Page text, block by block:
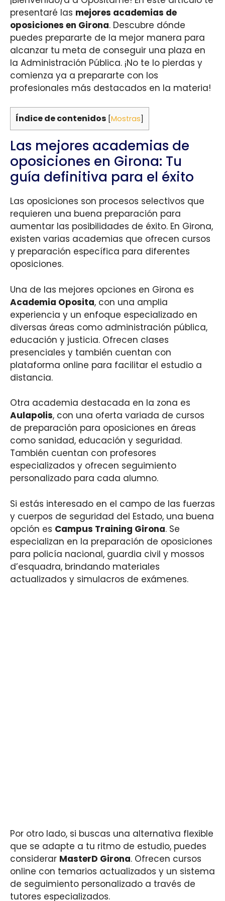
presentaré las mejores academias de
oposiciones en Girona. Descubre dónde
puedes prepararte de la mejor manera para
alcanzar tu meta de conseguir una plaza en
la Administración Pública. ¡No te lo pierdas y
comienza ya a prepararte con los
profesionales más destacados en la materia!
Índice de contenidos [Mostras]
Las mejores academias de
oposiciones en Girona: Tu
guía definitiva para el éxito
Las oposiciones son procesos selectivos que
requieren una buena preparación para
aumentar las posibilidades de éxito. En Girona,
existen varias academias que ofrecen cursos
y preparación específica para diferentes
oposiciones.
Una de las mejores opciones en Girona es
Academia Oposita, con una amplia
experiencia y un enfoque especializado en
diversas áreas como administración pública,
educación y justicia. Ofrecen clases
presenciales y también cuentan con
plataforma online para facilitar el estudio a
distancia.
Otra academia destacada en la zona es
Aulapolis, con una oferta variada de cursos
de preparación para oposiciones en áreas
como sanidad, educación y seguridad.
También cuentan con profesores
especializados y ofrecen seguimiento
personalizado para cada alumno.
Si estás interesado en el campo de las fuerzas
y cuerpos de seguridad del Estado, una buena
opción es Campus Training Girona. Se
especializan en la preparación de oposiciones
para policía nacional, guardia civil y mossos
d’esquadra, brindando materiales
actualizados y simulacros de exámenes.
Por otro lado, si buscas una alternativa flexible
que se adapte a tu ritmo de estudio, puedes
considerar MasterD Girona. Ofrecen cursos
online con temarios actualizados y un sistema
de seguimiento personalizado a través de
tutores especializados.